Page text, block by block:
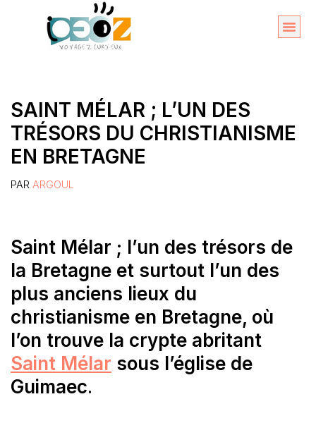
SAINT MÉLAR ; L’UN DES
TRÉSORS DU CHRISTIANISME
EN BRETAGNE
PAR ARGOUL
Saint Mélar ; l’un des trésors de
la Bretagne et surtout l’un des
plus anciens lieux du
christianisme en Bretagne, où
l’on trouve la crypte abritant
Saint Mélar sous l’église de
Guimaec.